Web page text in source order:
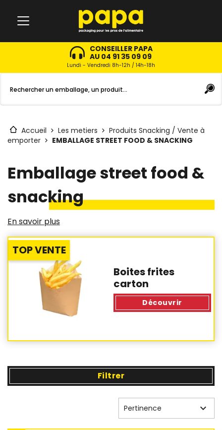
CONSEILLER PAPA
AU 04 91 35 09 09
Lundi - Vendredi 8h-12h / 14h-18h
Accueil Les metiers
Produits Snacking / Vente à
emporter
EMBALLAGE STREET FOOD & SNACKING
Emballage street food &
snacking
En savoir plus
TOP VENTE
Boites frites
carton
Découvrir
Filtrer
Pertinence 